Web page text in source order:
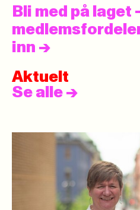
Bli med på laget
inn ->
Aktuelt
Se alle ->